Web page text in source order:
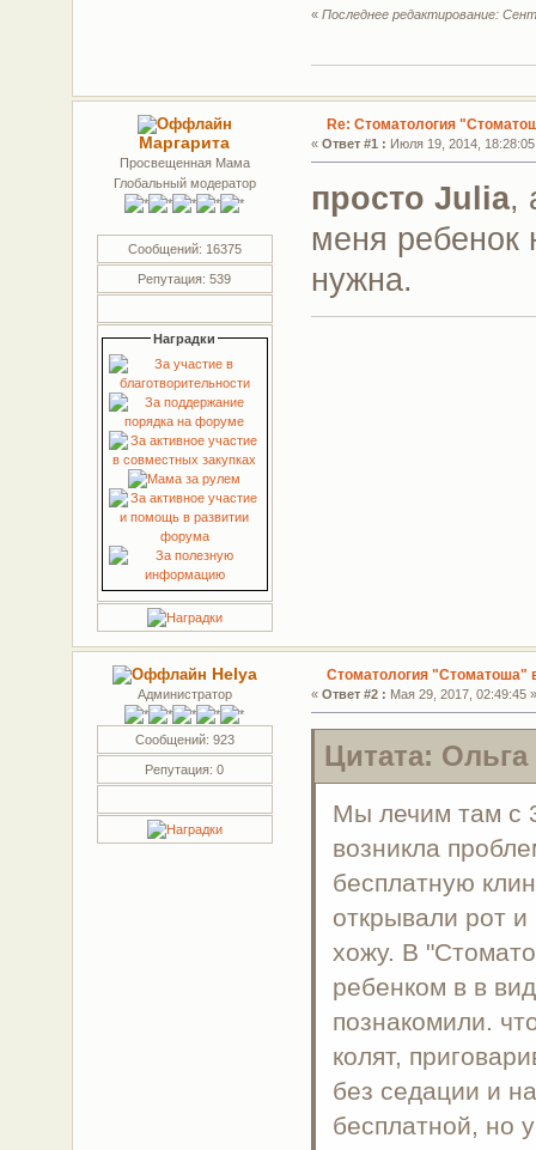
«Последнее редактирование:
Маргарита
Просвещенная Мама
Глобальный модератор
Сообщений: 16375
Репутация: 539
Наградки
Re: Стоматология
«Ответ #1 : Июля 19, 2014,
просто Julia,
меня ребенок
нужна.
Helya
Администратор
Сообщений: 923
Репутация: 0
Стоматология "Стоматоша"
«Ответ #2 : Мая 29, 2017, 02:49:45
Цитата: Ольга
Мы лечим там с
возникла
бесплатную
открывали рот
хожу. В
ребенком в в
познакомили.
колят,
без седации и
бесплатной, но